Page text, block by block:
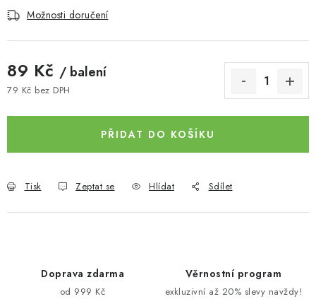
Možnosti doručení
89 Kč / balení
79 Kč bez DPH
PŘIDAT DO KOŠÍKU
Tisk Zeptat se Hlídat Sdílet
Doprava zdarma
od 999 Kč
Věrnostní program
exkluzivní až 20% slevy navždy!